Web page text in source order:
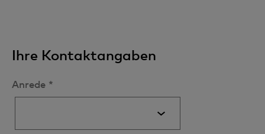
Ihre Kontaktangaben
Anrede *